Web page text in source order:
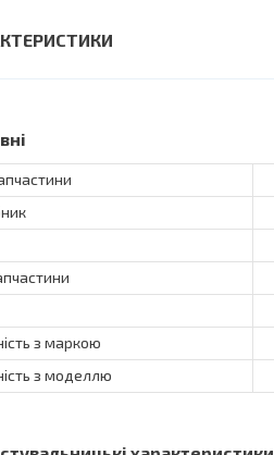
з маркою
з моделлю